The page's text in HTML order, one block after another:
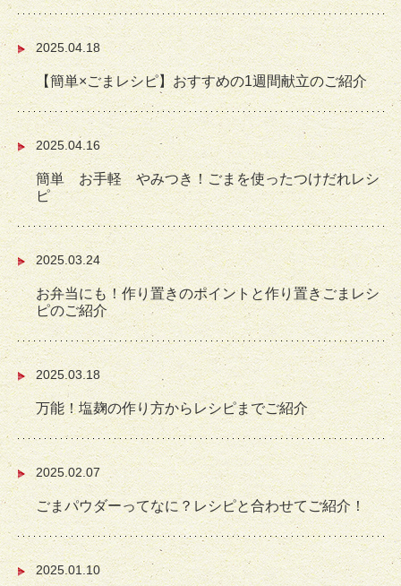
2025.04.18
【簡単×ごまレシピ】おすすめの1週間献立のご紹介
2025.04.16
簡単 お手軽 やみつき！ごまを使ったつけだれレシ
ピ
2025.03.24
お弁当にも！作り置きのポイントと作り置きごまレシ
ピのご紹介
2025.03.18
万能！塩麹の作り方からレシピまでご紹介
2025.02.07
ごまパウダーってなに？レシピと合わせてご紹介！
2025.01.10